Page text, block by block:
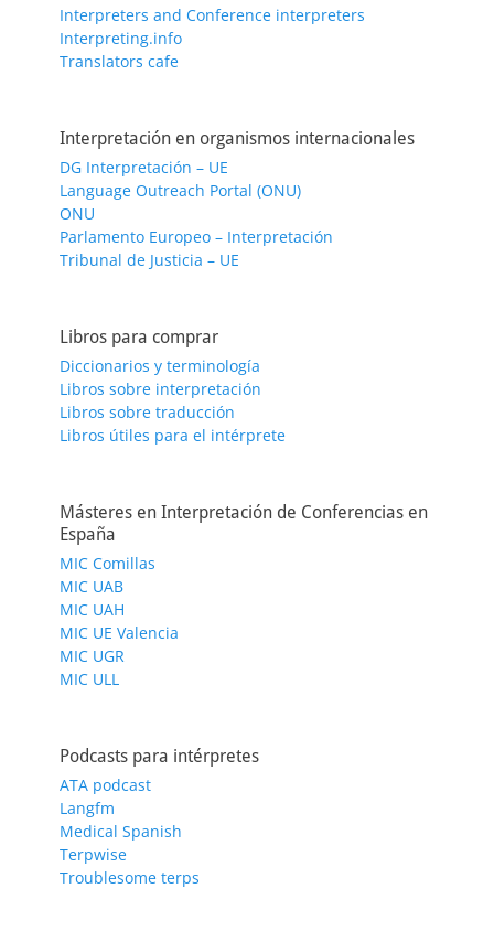
Interpreters and Conference interpreters
Interpreting.info
Translators cafe
Interpretación en organismos internacionales
DG Interpretación – UE
Language Outreach Portal (ONU)
ONU
Parlamento Europeo – Interpretación
Tribunal de Justicia – UE
Libros para comprar
Diccionarios y terminología
Libros sobre interpretación
Libros sobre traducción
Libros útiles para el intérprete
Másteres en Interpretación de Conferencias en
España
MIC Comillas
MIC UAB
MIC UAH
MIC UE Valencia
MIC UGR
MIC ULL
Podcasts para intérpretes
ATA podcast
Langfm
Medical Spanish
Terpwise
Troublesome terps